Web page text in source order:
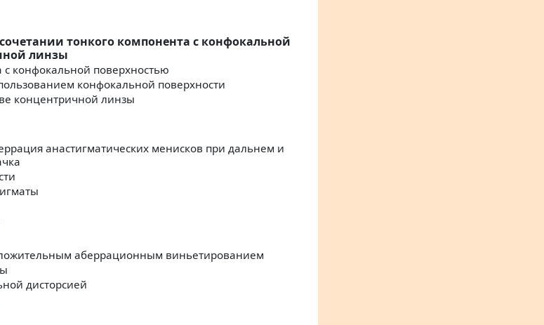
тонкого компонента с конфокальной
линзы
с конфокальной поверхностью
конфокальной поверхности
концентричной линзы
анастигматических менисков при дальнем и
аберрационным виньетированием
дисторсией